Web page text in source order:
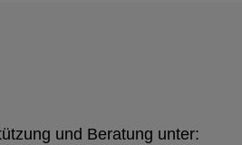
und Beratung unter: